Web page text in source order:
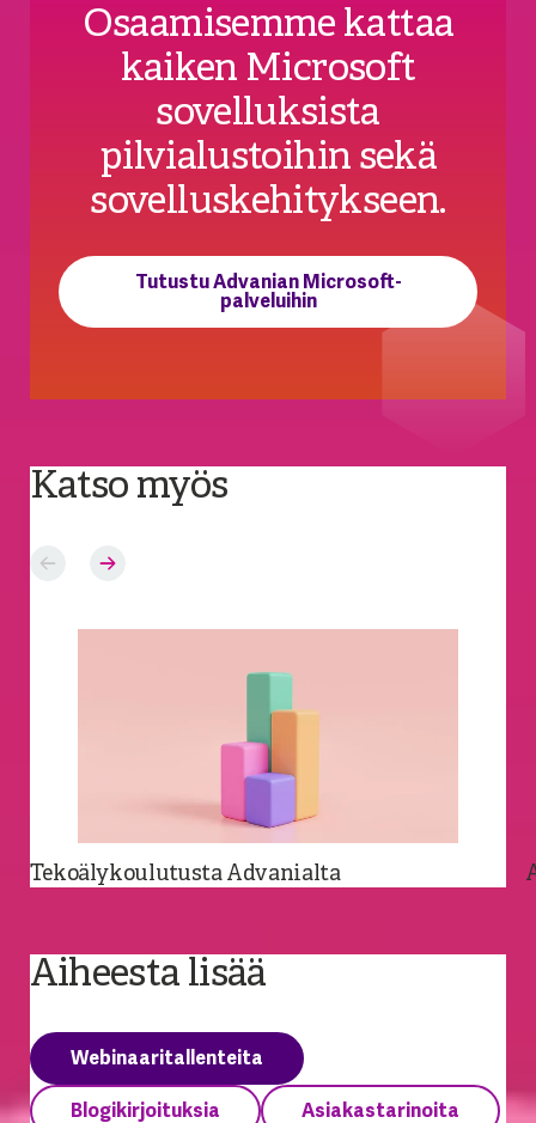
Osaamisemme kattaa
kaiken Microsoft
sovelluksista
pilvialustoihin sekä
sovelluskehitykseen.
Tutustu Advanian Microsoft-
palveluihin
Katso myös
Tekoälykoulutusta Advanialta
Aiheesta lisää
Webinaaritallenteita
Blogikirjoituksia Asiakastarinoita